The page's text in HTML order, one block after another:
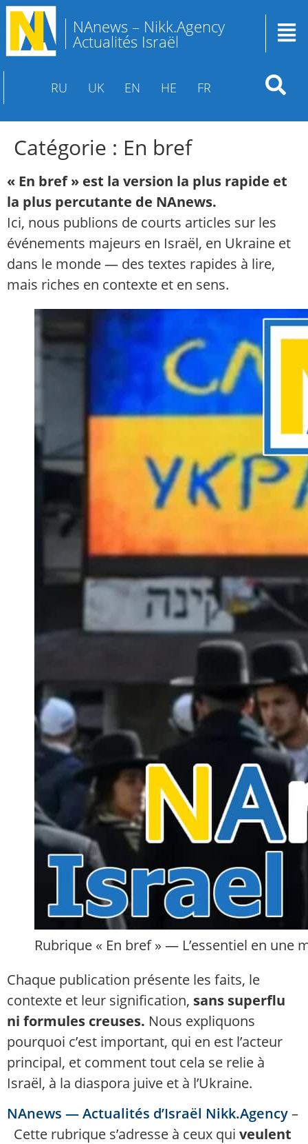
NAnews – Nikk.Agency
Actualités Israël
RU UK EN HE FR
Catégorie : En bref
« En bref » est la version la plus rapide et
la plus percutante de NAnews.
Ici, nous publions de courts articles sur les
événements majeurs en Israël, en Ukraine et
dans le monde — des textes rapides à lire,
mais riches en contexte et en sens.
Rubrique « En bref » — L’essentiel en une
Chaque publication présente les faits, le
contexte et leur signification, sans superflu
ni formules creuses. Nous expliquons
pourquoi c’est important, qui en est l’acteur
principal, et comment tout cela se relie à
Israël, à la diaspora juive et à l’Ukraine.
NAnews — Actualités d’Israël Nikk.Agency–
Cette rubrique s’adresse à ceux qui veulent